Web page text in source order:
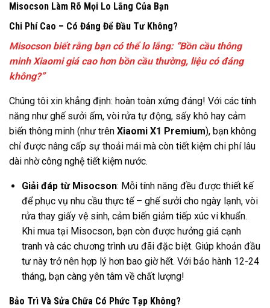
Misocson Làm Rõ Mọi Lo Lắng Của Bạn
Chi Phí Cao – Có Đáng Để Đầu Tư Không?
Misocson biết rằng bạn có thể lo lắng: “Bồn cầu thông
minh Xiaomi giá cao hơn bồn cầu thường, liệu có đáng
không?”
Chúng tôi xin khẳng định: hoàn toàn xứng đáng! Với các tính
năng như ghế sưởi ấm, vòi rửa tự động, sấy khô hay cảm
biến thông minh (như trên Xiaomi X1 Premium), bạn không
chỉ được nâng cấp sự thoải mái mà còn tiết kiệm chi phí lâu
dài nhờ công nghệ tiết kiệm nước.
Giải đáp từ Misocson: Mỗi tính năng đều được thiết kế
để phục vụ nhu cầu thực tế – ghế sưởi cho ngày lạnh, vòi
rửa thay giấy vệ sinh, cảm biến giảm tiếp xúc vi khuẩn.
Khi mua tại Misocson, bạn còn được hưởng giá cạnh
tranh và các chương trình ưu đãi đặc biệt. Giúp khoản đầu
tư này trở nên hợp lý hơn bao giờ hết. Với bảo hành 12-24
tháng, bạn càng yên tâm về chất lượng!
Bảo Trì Và Sửa Chữa Có Phức Tạp Không?